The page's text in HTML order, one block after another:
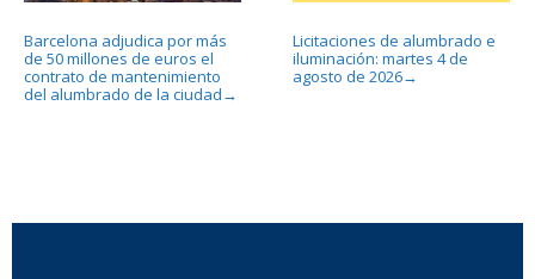
Barcelona adjudica por más
de 50 millones de euros el
contrato de mantenimiento
del alumbrado de la ciudad →
Licitaciones de alumbrado e
iluminación: martes 4 de
agosto de 2026→